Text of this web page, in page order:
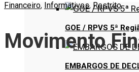
GOE / RPVS 5ª
EMBARGOS DE
Financeiro, Informativos, Restrito
Movimento